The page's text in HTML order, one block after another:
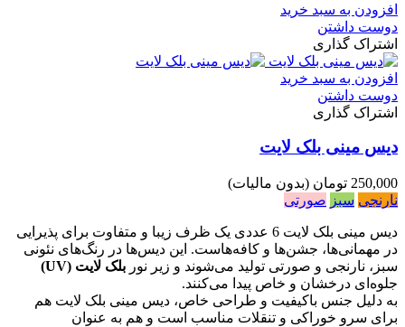
افزودن به سبد خرید
دوست داشتن
اشتراک گذاری
افزودن به سبد خرید
دوست داشتن
اشتراک گذاری
دیس مینی بلک لایت
250,000 تومان
(بدون مالیات)
نارنجی سبز صورتی
دیس مینی بلک لایت 6 عددی یک ظرف زیبا و متفاوت برای پذیرایی
در مهمانی‌ها، جشن‌ها و کافه‌هاست. این دیس‌ها در رنگ‌های نئونی
سبز، نارنجی و صورتی تولید می‌شوند و زیر نور بلک لایت (UV)
جلوه‌ای درخشان و خاص پیدا می‌کنند.
به دلیل جنس باکیفیت و طراحی خاص، دیس مینی بلک لایت هم
برای سرو خوراکی و تنقلات مناسب است و هم به عنوان